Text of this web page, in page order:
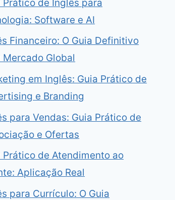
Prático de Inglês para
Software e AI
Financeiro: O Guia Definitivo
Mercado Global
em Inglês: Guia Prático de
e Branding
para Vendas: Guia Prático de
e Ofertas
Prático de Atendimento ao
Aplicação Real
para Currículo: O Guia